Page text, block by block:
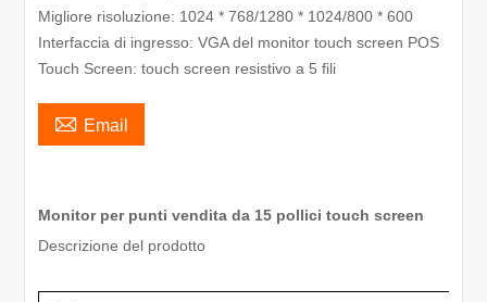
Migliore risoluzione: 1024 * 768/1280 * 1024/800 * 600
Interfaccia di ingresso: VGA del monitor touch screen POS
Touch Screen: touch screen resistivo a 5 fili
 Email
Monitor per punti vendita da 15 pollici touch screen
Descrizione del prodotto